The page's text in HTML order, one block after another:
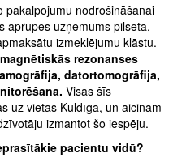
pakalpojumu nodrošināšanai
aprūpes uzņēmums pilsētā,
izmeklējumu klāstu.
magnētiskās rezonanses
datortomogrāfija,
Visas šīs
uz vietas Kuldīgā, un aicinām
izmantot šo iespēju.
pacientu vidū?